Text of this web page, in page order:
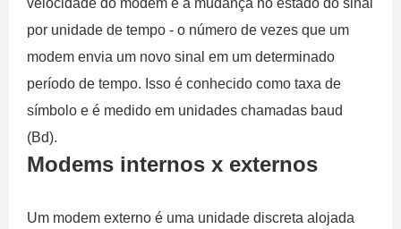
velocidade do modem é a mudança no estado do sinal
por unidade de tempo - o número de vezes que um
modem envia um novo sinal em um determinado
período de tempo. Isso é conhecido como taxa de
símbolo e é medido em unidades chamadas baud
(Bd).
Modems internos x externos
Um modem externo é uma unidade discreta alojada